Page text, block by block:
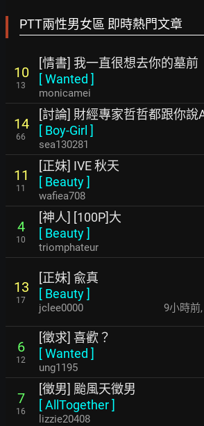
PTT兩性男女區 即時熱門文章
10
13
[情書] 我一直很想去你的墓前
[Wanted ]
monicamei
14
66
[討論] 財經專家哲哲都跟你說
[ Boy-Girl ]
sea130281
11
11
[正妹] IVE 秋天
[ Beauty]
wafiea708
4
10
[神人] [100P]大
[ Beauty]
triomphateur
13
17
[正妹] 兪真
[ Beauty]
jclee0000 9小時前,
6
12
[徵求] 喜歡？
[Wanted ]
ung1195
7
16
[徵男] 颱風天徵男
[AllTogether]
lizzie20408